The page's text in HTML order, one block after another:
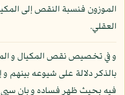
الموزون فنسبة النقص إلى
العقلي.
و في تخصيص نقص المكيال و
بالذكر دلالة على شيوعه بينهم
فيه بحيث ظهر فساده و بان